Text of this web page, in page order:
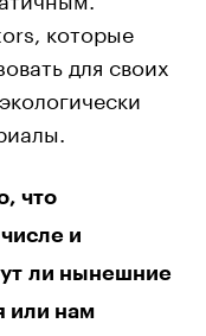
которые
для своих
что
и
ли нынешние
или нам